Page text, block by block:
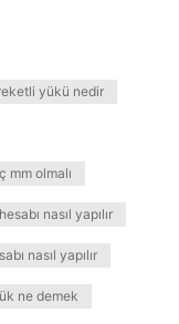
yükü nedir
mm olmalı
nasıl yapılır
nasıl yapılır
ne demek